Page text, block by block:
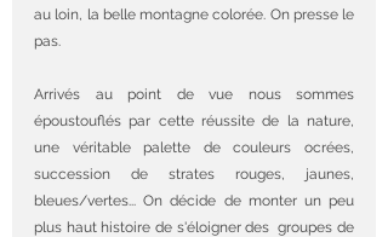
au loin, la belle montagne colorée. On presse le
pas.
Arrivés au point de vue nous sommes
époustouflés par cette réussite de la nature,
une véritable palette de couleurs ocrées,
succession de strates rouges, jaunes,
bleues/vertes... On décide de monter un peu
plus haut histoire de s'éloigner des  groupes de